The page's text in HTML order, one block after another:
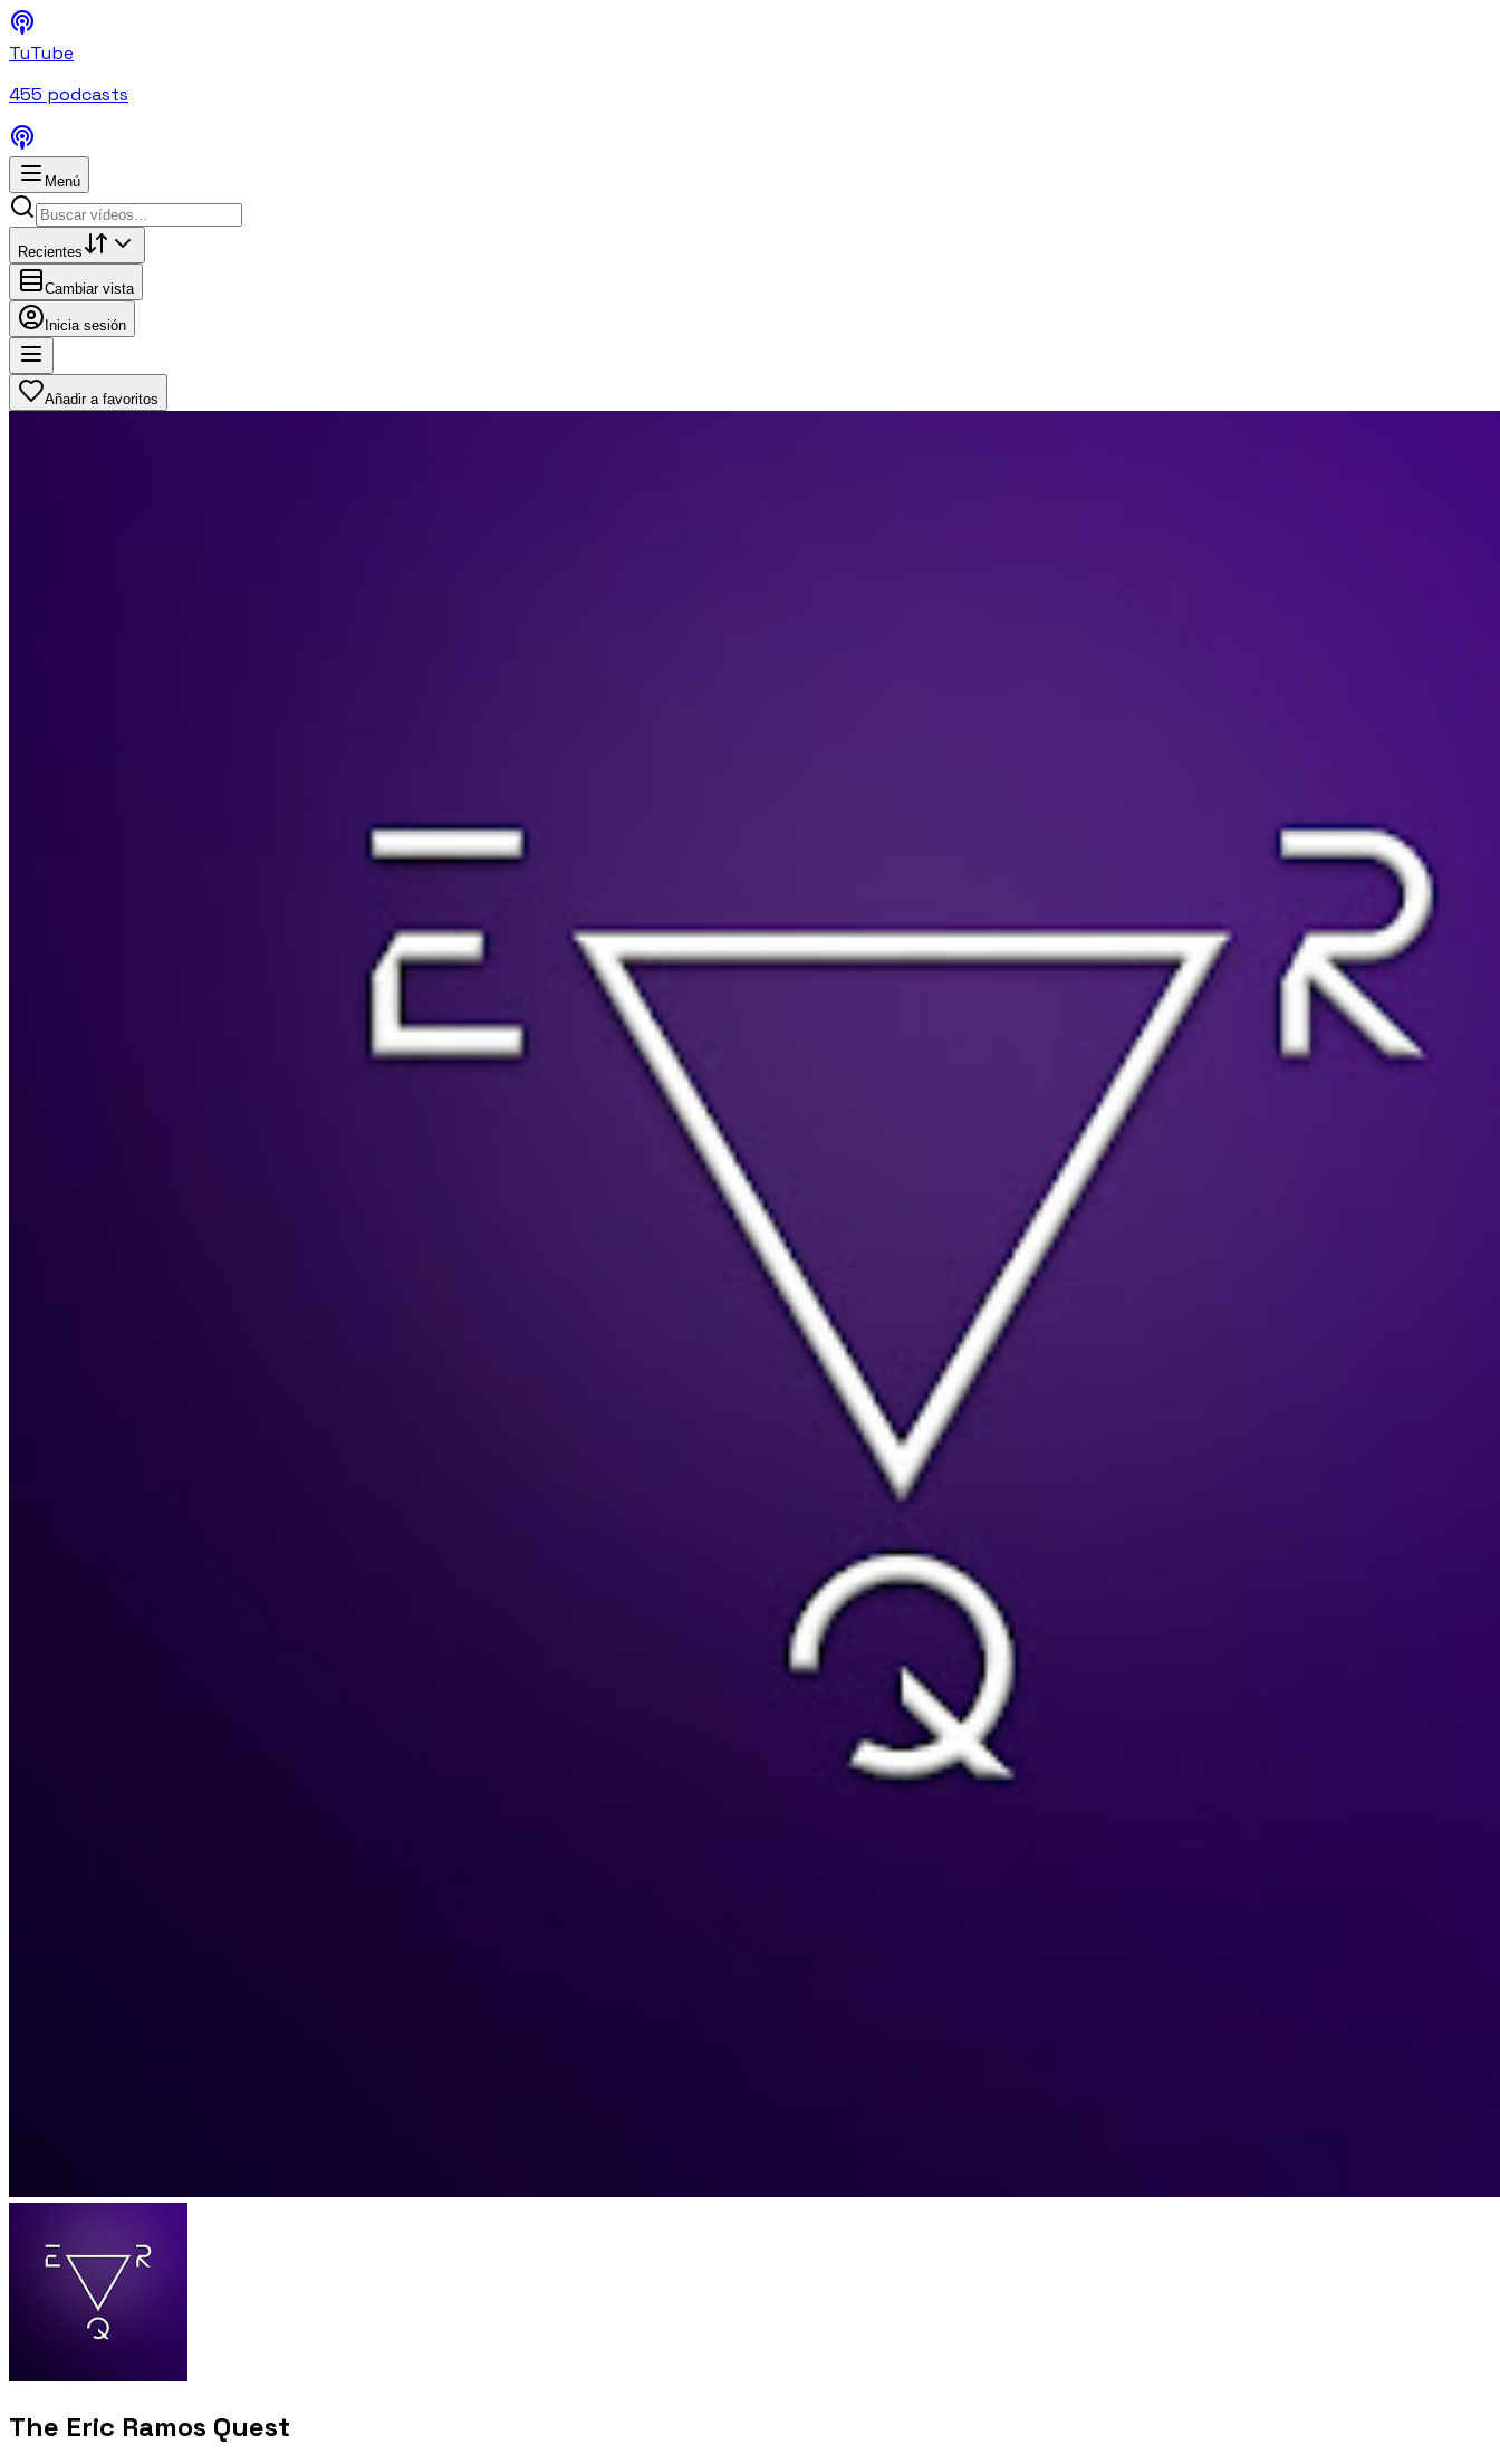
TuTube
455 podcasts
Menú
Recientes
Cambiar vista
Inicia sesión
Añadir a favoritos
The Eric Ramos Quest